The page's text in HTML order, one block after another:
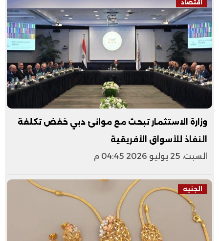
اقتصاد
وزارة الاستثمار تبحث مع موانئ دبي خفض تكلفة
النفاذ للأسواق الأفريقية
السبت، 25 يوليو 2026 04:45 م
الجنيه